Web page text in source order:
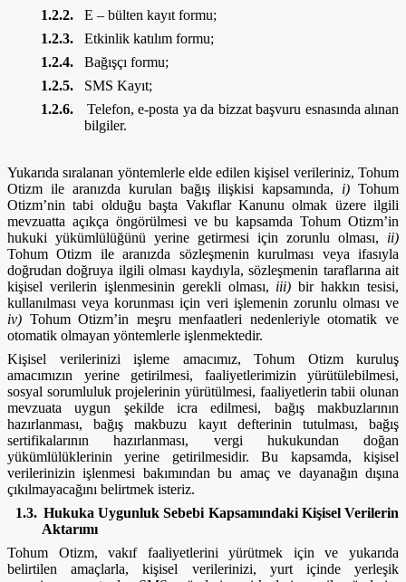
1.2.2.
E – bülten kayıt formu;
1.2.3.
Etkinlik katılım formu;
1.2.4.
Bağışçı formu;
1.2.5.
SMS Kayıt;
1.2.6.
Telefon, e-posta ya da bizzat başvuru esnasında alınan
bilgiler.
Yukarıda sıralanan yöntemlerle elde edilen kişisel verileriniz, Tohum
Otizm ile aranızda kurulan bağış ilişkisi kapsamında, i) Tohum
Otizm’nin tabi olduğu başta Vakıflar Kanunu olmak üzere ilgili
mevzuatta açıkça öngörülmesi ve bu kapsamda Tohum Otizm’in
hukuki yükümlülüğünü yerine getirmesi için zorunlu olması, ii)
Tohum Otizm ile aranızda sözleşmenin kurulması veya ifasıyla
doğrudan doğruya ilgili olması kaydıyla, sözleşmenin taraflarına ait
kişisel verilerin işlenmesinin gerekli olması, iii) bir hakkın tesisi,
kullanılması veya korunması için veri işlemenin zorunlu olması ve
iv) Tohum Otizm’in meşru menfaatleri nedenleriyle otomatik ve
otomatik olmayan yöntemlerle işlenmektedir.
Kişisel verilerinizi işleme amacımız, Tohum Otizm kuruluş
amacımızın yerine getirilmesi, faaliyetlerimizin yürütülebilmesi,
sosyal sorumluluk projelerinin yürütülmesi, faaliyetlerin tabii olunan
mevzuata uygun şekilde icra edilmesi, bağış makbuzlarının
hazırlanması, bağış makbuzu kayıt defterinin tutulması, bağış
sertifikalarının hazırlanması, vergi hukukundan doğan
yükümlülüklerinin yerine getirilmesidir. Bu kapsamda, kişisel
verilerinizin işlenmesi bakımından bu amaç ve dayanağın dışına
çıkılmayacağını belirtmek isteriz.
1.3. Hukuka Uygunluk Sebebi Kapsamındaki Kişisel Verilerin
Aktarımı
Tohum Otizm, vakıf faaliyetlerini yürütmek için ve yukarıda
belirtilen amaçlarla, kişisel verilerinizi, yurt içinde yerleşik